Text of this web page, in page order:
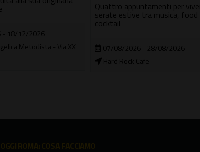
per vivere le
musica, food e
28/08/2026
19/11/2026
Traffic Live Club